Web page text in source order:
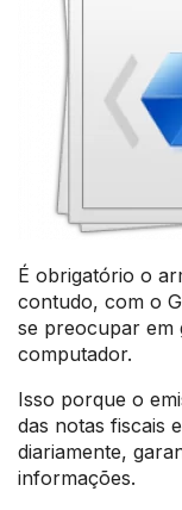
É obrigatório o
contudo, com o
se preocupar em
computador.
Isso porque o
das notas fiscais
diariamente,
informações.